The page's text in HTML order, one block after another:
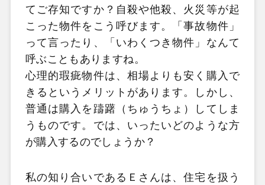
てご存知ですか？自殺や他殺、火災等が起
こった物件をこう呼びます。「事故物件」
って言ったり、「いわくつき物件」なんて
呼ぶこともありますね。
心理的瑕疵物件は、相場よりも安く購入で
きるというメリットがあります。しかし、
普通は購入を躊躇（ちゅうちょ）してしま
うものです。では、いったいどのような方
が購入するのでしょうか？
私の知り合いであるＥさんは、住宅を扱う